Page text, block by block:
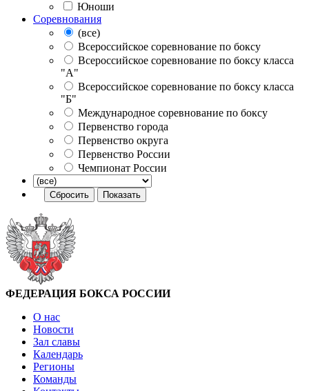
Юноши
Соревнования
(все)
Всероссийское соревнование по боксу
Всероссийское соревнование по боксу класса
"А"
Всероссийское соревнование по боксу класса
"Б"
Международное соревнование по боксу
Первенство города
Первенство округа
Первенство России
Чемпионат России
ФЕДЕРАЦИЯ БОКСА РОССИИ
О нас
Новости
Зал славы
Календарь
Регионы
Команды